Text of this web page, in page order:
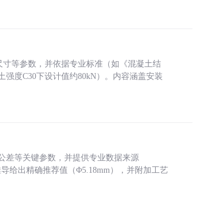
等参数，并依据专业标准（如《混凝土结
强度C30下设计值约80kN）。内容涵盖安装
差等关键参数，并提供专业数据来源
给出精确推荐值（Φ5.18mm），并附加工艺